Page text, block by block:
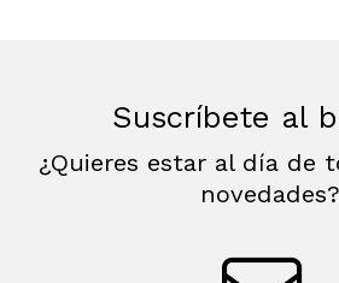
Suscríbete al
¿Quieres estar al día de
novedades?